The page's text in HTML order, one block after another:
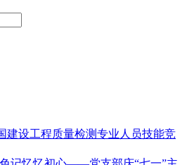
建设工程质量检测专业人员技能竞